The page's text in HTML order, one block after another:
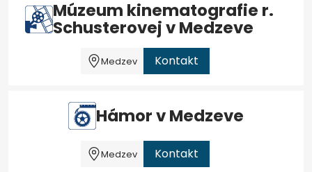
Múzeum kinematografie r.
Schusterovej v Medzeve
Medzev Kontakt
Hámor v Medzeve
Medzev Kontakt